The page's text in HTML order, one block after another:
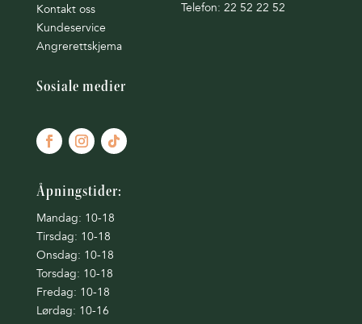
Kontakt oss
Kundeservice
Angrerettskjema
Telefon: 22 52 22 52
Sosiale medier
Åpningstider:
Mandag: 10-18
Tirsdag: 10-18
Onsdag: 10-18
Torsdag: 10-18
Fredag: 10-18
Lørdag: 10-16